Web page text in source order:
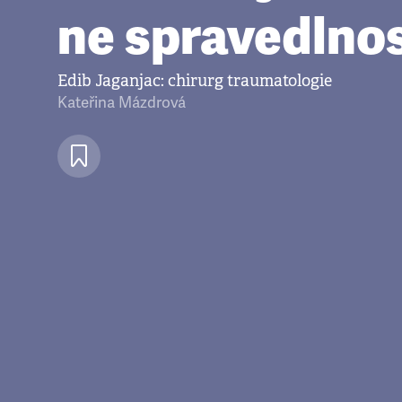
ne
Edib Jaganjac: chirurg traumatologie
Kateřina Mázdrová